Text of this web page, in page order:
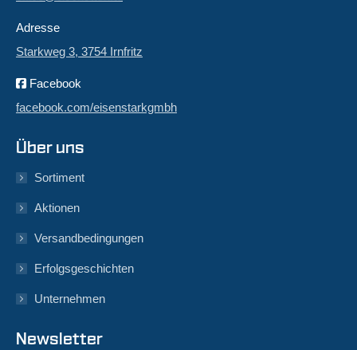
Adresse
Starkweg 3, 3754 Irnfritz
Facebook
facebook.com/eisenstarkgmbh
Über uns
Sortiment
Aktionen
Versandbedingungen
Erfolgsgeschichten
Unternehmen
Newsletter